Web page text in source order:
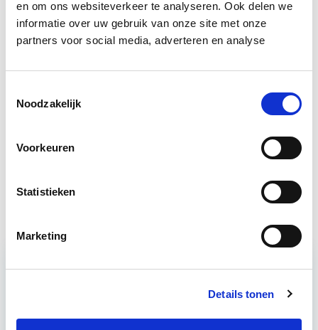
en om ons websiteverkeer te analyseren. Ook delen we
informatie over uw gebruik van onze site met onze
partners voor social media, adverteren en analyse
Noodzakelijk
Voorkeuren
Statistieken
Marketing
Details tonen
Bron: NRC Next
kwaliteitsborging
Business Case voor Vastgoed- &
Projectontwikkeling